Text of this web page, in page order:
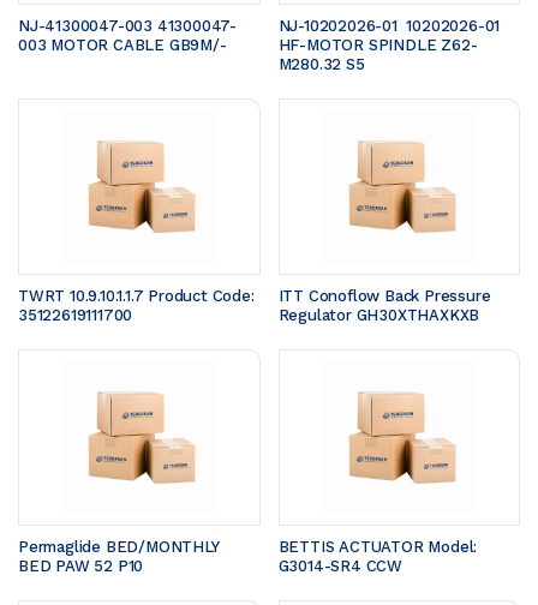
NJ-41300047-003 41300047-
003 MOTOR CABLE GB9M/-
NJ-10202026-01  10202026-01
HF-MOTOR SPINDLE Z62-
M280.32 S5
TWRT 10.9.10.1.1.7 Product Code:
35122619111700
ITT Conoflow Back Pressure
Regulator GH30XTHAXKXB
Permaglide BED/MONTHLY
BED PAW 52 P10
BETTIS ACTUATOR Model:
G3014-SR4 CCW